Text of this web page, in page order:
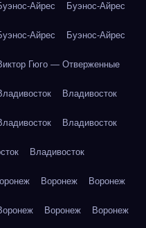
Айрес Буэнос-Айрес
Айрес Буэнос-Айрес
Гюго — Отверженные
Владивосток
Владивосток
Владивосток
Воронеж Воронеж
Воронеж Воронеж